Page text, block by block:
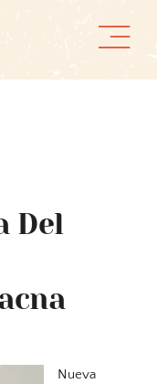
Del
Nueva